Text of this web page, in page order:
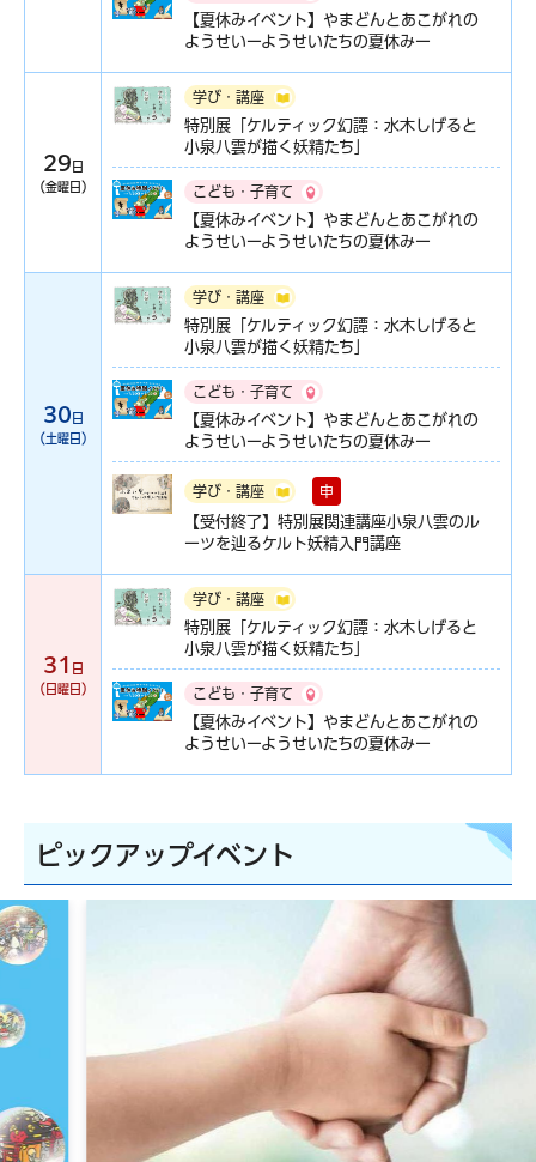
【夏休みイベント】やまどんとあこがれの
ようせいーようせいたちの夏休みー
29 日
（金曜日）
学び・講座
特別展「ケルティック幻譚：水木しげると
小泉八雲が描く妖精たち」
こども・子育て
【夏休みイベント】やまどんとあこがれの
ようせいーようせいたちの夏休みー
30 日
（土曜日）
学び・講座
特別展「ケルティック幻譚：水木しげると
小泉八雲が描く妖精たち」
こども・子育て
【夏休みイベント】やまどんとあこがれの
ようせいーようせいたちの夏休みー
学び・講座 申
【受付終了】特別展関連講座小泉八雲のル
ーツを辿るケルト妖精入門講座
31
日
（日曜日）
学び・講座
特別展「ケルティック幻譚：水木しげると
小泉八雲が描く妖精たち」
こども・子育て
【夏休みイベント】やまどんとあこがれの
ようせいーようせいたちの夏休みー
ピックアップイベント